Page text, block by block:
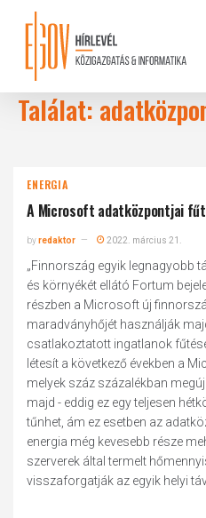
content
Találat:
ENERGIA
A Microsoft adatközpontjai
byredaktor 2022. március 21.
„Finnország egyik legnagyobb
és környékét ellátó Fortum
részben a Microsoft új
maradványhőjét használják
csatlakoztatott ingatlanok
létesít a következő években a
melyek száz százalékban
majd - eddig ez egy teljesen
tűnhet, ám ez esetben az
energia még kevesebb része
szerverek által termelt
visszaforgatják az egyik helyi